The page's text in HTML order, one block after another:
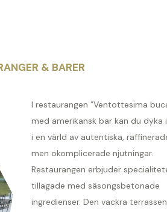
& BARER
I restaurangen ”Ventottesima
med amerikansk bar kan du dyka
i en värld av autentiska,
men okomplicerade njutningar.
Restaurangen erbjuder
tillagade med säsongsbetonade
ingredienser. Den vackra terrassen